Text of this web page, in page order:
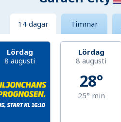
14 dagar Timmar
Lördag
8 augusti
Lördag
8 augusti
28°
25° min